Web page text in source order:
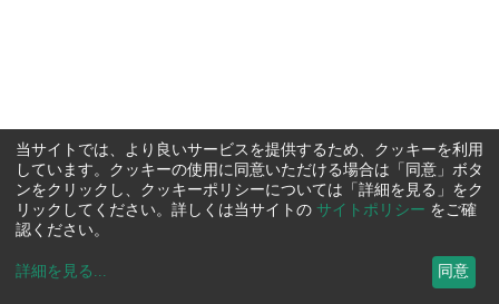
当サイトでは、より良いサービスを提供するため、クッキーを利用
しています。クッキーの使用に同意いただける場合は「同意」ボタ
ンをクリックし、クッキーポリシーについては「詳細を見る」をク
リックしてください。詳しくは当サイトの サイトポリシー をご確
認ください。
詳細を見る ... 同意